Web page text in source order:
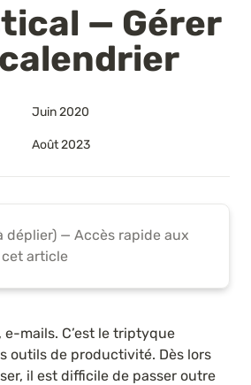
— Gérer
Juin 2020
Août 2023
déplier) — Accès rapide aux
article
e-mails. C’est le triptyque
outils de productivité. Dès lors
il est difficile de passer outre